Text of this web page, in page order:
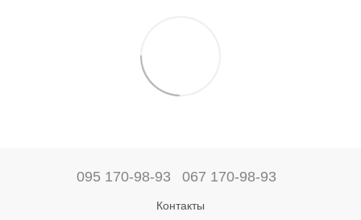
095 170-98-93 067 170-98-93
Контакты